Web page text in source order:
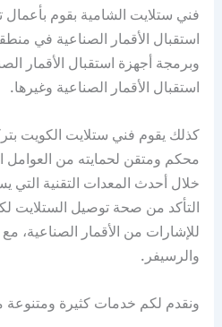
فني ستلايت الشامية بقوم
استقبال الأقمار الصناعية في
وبرمجة أجهزة استقبال الأقمار
استقبال الأقمار الصناعية وغيرها.
كذلك يقوم فني ستلايت الكويت
محكم ومتقن لحمايته من العوامل
خلال أحدث المعدات التقنية التي
التأكد من صحة توصيل الستلايت
للإشارات من الأقمار الصناعية، مع
والرسيفر.
ونقدم لكم خدمات كثيرة ومتنوعة